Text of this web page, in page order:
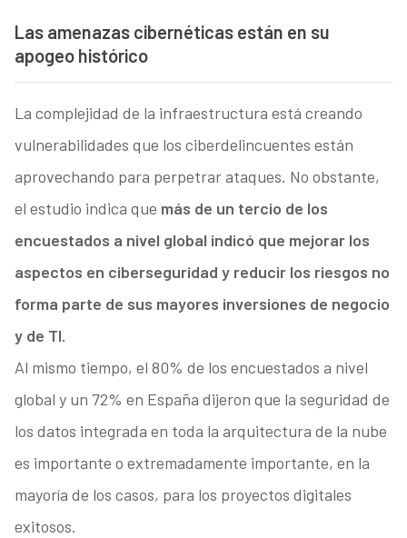
Las amenazas cibernéticas están en su
apogeo histórico
La complejidad de la infraestructura está creando
vulnerabilidades que los ciberdelincuentes están
aprovechando para perpetrar ataques. No obstante,
el estudio indica que más de un tercio de los
encuestados a nivel global indicó que mejorar los
aspectos en ciberseguridad y reducir los riesgos no
forma parte de sus mayores inversiones de negocio
y de TI.
Al mismo tiempo, el 80% de los encuestados a nivel
global y un 72% en España dijeron que la seguridad de
los datos integrada en toda la arquitectura de la nube
es importante o extremadamente importante, en la
mayoría de los casos, para los proyectos digitales
exitosos.